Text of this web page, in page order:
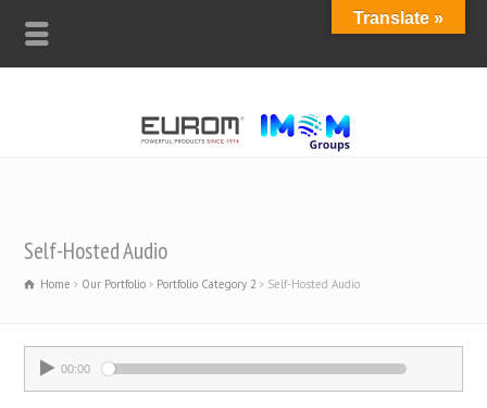
Self-Hosted Audio
Home Our Portfolio Portfolio Category 2 Self-Hosted Audio
00:00
Translate »